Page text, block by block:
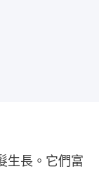
生長。它們富